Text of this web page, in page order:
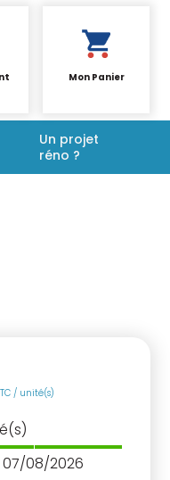
Mon Panier
Un projet
réno ?
/ unité(s)
07/08/2026